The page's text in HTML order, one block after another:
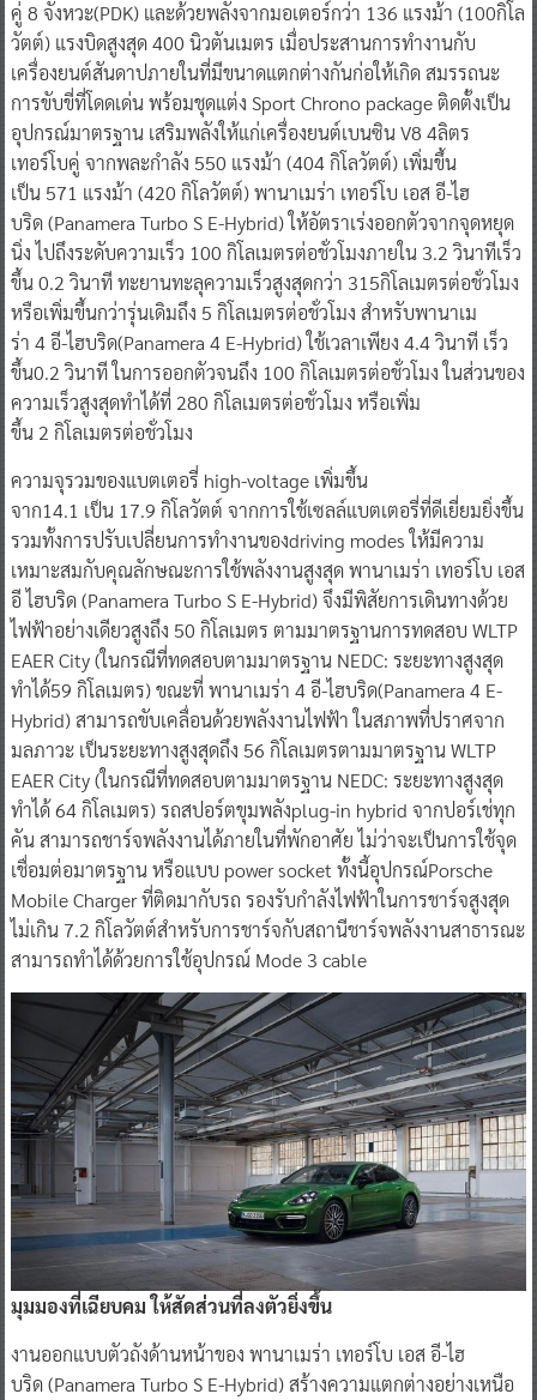
คู่ 8 จังหวะ(PDK) และด้วยพลังจากมอเตอร์กว่า 136 แรงม้า (100กิโล
วัตต์) แรงบิดสูงสุด 400 นิวตันเมตร เมื่อประสานการทำงานกับ
เครื่องยนต์สันดาปภายในที่มีขนาดแตกต่างกันก่อให้เกิด สมรรถนะ
การขับขี่ที่โดดเด่น พร้อมชุดแต่ง Sport Chrono package ติดตั้งเป็น
อุปกรณ์มาตรฐาน เสริมพลังให้แก่เครื่องยนต์เบนซิน V8 4ลิตร
เทอร์โบคู่ จากพละกำลัง 550 แรงม้า (404 กิโลวัตต์) เพิ่มขึ้น
เป็น 571 แรงม้า (420 กิโลวัตต์) พานาเมร่า เทอร์โบ เอส อี-ไฮ
บริด (Panamera Turbo S E-Hybrid) ให้อัตราเร่งออกตัวจากจุดหยุด
นิ่ง ไปถึงระดับความเร็ว 100 กิโลเมตรต่อชั่วโมงภายใน 3.2 วินาทีเร็ว
ขึ้น 0.2 วินาที ทะยานทะลุความเร็วสูงสุดกว่า 315กิโลเมตรต่อชั่วโมง
หรือเพิ่มขึ้นกว่ารุ่นเดิมถึง 5 กิโลเมตรต่อชั่วโมง สำหรับพานาเม
ร่า 4 อี-ไฮบริด(Panamera 4 E-Hybrid) ใช้เวลาเพียง 4.4 วินาที เร็ว
ขึ้น0.2 วินาที ในการออกตัวจนถึง 100 กิโลเมตรต่อชั่วโมง ในส่วนของ
ความเร็วสูงสุดทำได้ที่ 280 กิโลเมตรต่อชั่วโมง หรือเพิ่ม
ขึ้น 2 กิโลเมตรต่อชั่วโมง
ความจุรวมของแบตเตอรี่ high-voltage เพิ่มขึ้น
จาก14.1 เป็น 17.9 กิโลวัตต์ จากการใช้เซลล์แบตเตอรี่ที่ดีเยี่ยมยิ่งขึ้น
รวมทั้งการปรับเปลี่ยนการทำงานของdriving modes ให้มีความ
เหมาะสมกับคุณลักษณะการใช้พลังงานสูงสุด พานาเมร่า เทอร์โบ เอส
อี ไฮบริด (Panamera Turbo S E-Hybrid) จึงมีพิสัยการเดินทางด้วย
ไฟฟ้าอย่างเดียวสูงถึง 50 กิโลเมตร ตามมาตรฐานการทดสอบ WLTP
EAER City (ในกรณีที่ทดสอบตามมาตรฐาน NEDC: ระยะทางสูงสุด
ทำได้59 กิโลเมตร) ขณะที่ พานาเมร่า 4 อี-ไฮบริด(Panamera 4 E-
Hybrid) สามารถขับเคลื่อนด้วยพลังงานไฟฟ้า ในสภาพที่ปราศจาก
มลภาวะ เป็นระยะทางสูงสุดถึง 56 กิโลเมตรตามมาตรฐาน WLTP
EAER City (ในกรณีที่ทดสอบตามมาตรฐาน NEDC: ระยะทางสูงสุด
ทำได้ 64 กิโลเมตร) รถสปอร์ตขุมพลังplug-in hybrid จากปอร์เช่ทุก
คัน สามารถชาร์จพลังงานได้ภายในที่พักอาศัย ไม่ว่าจะเป็นการใช้จุด
เชื่อมต่อมาตรฐาน หรือแบบ power socket ทั้งนี้อุปกรณ์Porsche
Mobile Charger ที่ติดมากับรถ รองรับกำลังไฟฟ้าในการชาร์จสูงสุด
ไม่เกิน 7.2 กิโลวัตต์สำหรับการชาร์จกับสถานีชาร์จพลังงานสาธารณะ
สามารถทำได้ด้วยการใช้อุปกรณ์ Mode 3 cable
มุมมองที่เฉียบคม ให้สัดส่วนที่ลงตัวยิ่งขึ้น
งานออกแบบตัวถังด้านหน้าของ พานาเมร่า เทอร์โบ เอส อี-ไฮ
บริด (Panamera Turbo S E-Hybrid) สร้างความแตกต่างอย่างเหนือ